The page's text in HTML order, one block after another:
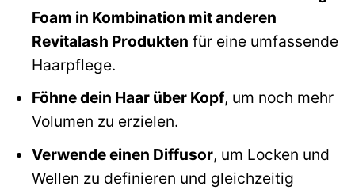
Foam in Kombination mit anderen
Revitalash Produkten für eine umfassende
Haarpflege.
Föhne dein Haar über Kopf, um noch mehr
Volumen zu erzielen.
Verwende einen Diffusor, um Locken und
Wellen zu definieren und gleichzeitig